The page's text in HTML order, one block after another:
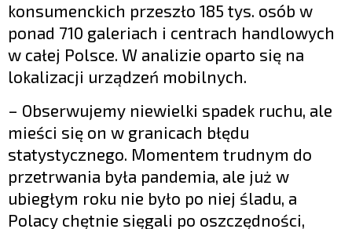
konsumenckich przeszło 185 tys. osób w
ponad 710 galeriach i centrach handlowych
w całej Polsce. W analizie oparto się na
lokalizacji urządzeń mobilnych.
– Obserwujemy niewielki spadek ruchu, ale
mieści się on w granicach błędu
statystycznego. Momentem trudnym do
przetrwania była pandemia, ale już w
ubiegłym roku nie było po niej śladu, a
Polacy chętnie sięgali po oszczędności,